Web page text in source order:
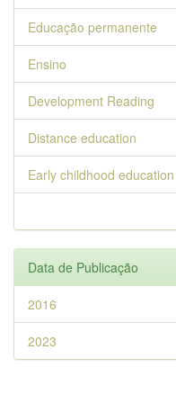
Educação permanente
Ensino
Development Reading
Distance education
Early childhood education
Data de Publicação
2016
2023